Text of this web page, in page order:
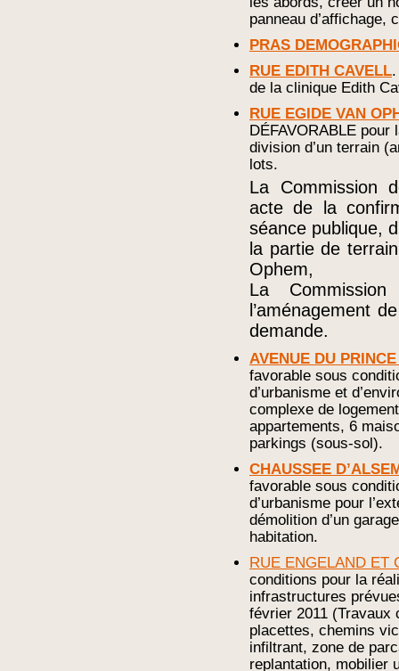
panneau
PRAS
RUE EDITH CAVELL
de la clinique Edith
RUE EGIDE VAN
DÉFAVORABLE
division d’un terrain
lots.
La Commission
acte de la
séance publique,
la partie de
Ophem,
La
l’aménagement
demande.
AVENUE DU
favorable sous
d’urbanisme et
complexe de
appartements, 6
parkings (sous-sol).
CHAUSSEE
favorable sous
d’urbanisme pour
démolition d’un
habitation.
RUE ENGELAND ET
conditions pour la
infrastructures
février 2011
placettes, chemins
infiltrant, zone de
replantation, mobilier